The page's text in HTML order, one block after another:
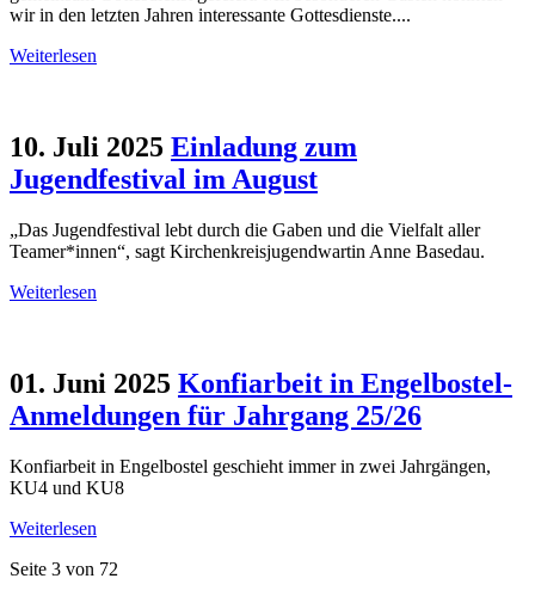
wir in den letzten Jahren interessante Gottesdienste....
Weiterlesen
10. Juli 2025 Einladung zum
Jugendfestival im August
„Das Jugendfestival lebt durch die Gaben und die Vielfalt aller
Teamer*innen“, sagt Kirchenkreisjugendwartin Anne Basedau.
Weiterlesen
01. Juni 2025 Konfiarbeit in Engelbostel-
Anmeldungen für Jahrgang 25/26
Konfiarbeit in Engelbostel geschieht immer in zwei Jahrgängen,
KU4 und KU8
Weiterlesen
Seite 3 von 72